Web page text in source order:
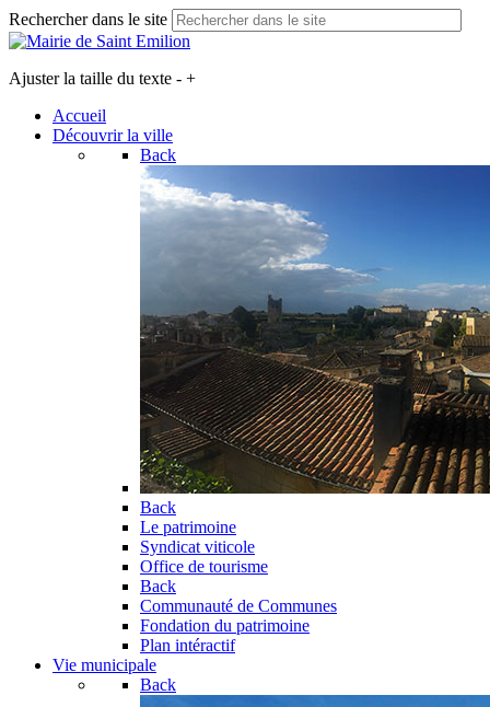
Rechercher dans le site
Ajuster la taille du texte - +
Accueil
Découvrir la ville
Back
Back
Le patrimoine
Syndicat viticole
Office de tourisme
Back
Communauté de Communes
Fondation du patrimoine
Plan intéractif
Vie municipale
Back